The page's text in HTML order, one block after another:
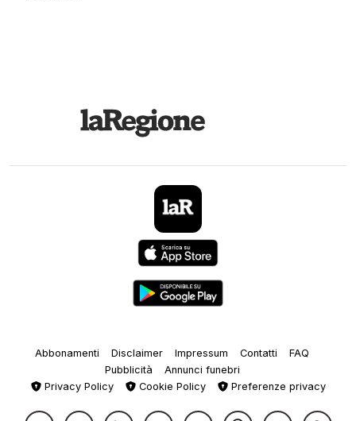
Abbonamenti Disclaimer Impressum Contatti
FAQ
Pubblicità
Annunci funebri
Privacy Policy
Cookie Policy Preferenze privacy